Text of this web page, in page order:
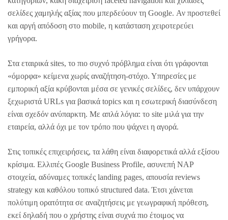
σελίδες χαμηλής αξίας που μπερδεύουν τη Google. Αν προστεθεί
και αργή απόδοση στο mobile, η κατάσταση χειροτερεύει
γρήγορα.
Στα εταιρικά sites, το πιο συχνό πρόβλημα είναι ότι γράφονται
«όμορφα» κείμενα χωρίς αναζήτηση-στόχο. Υπηρεσίες με
εμπορική αξία κρύβονται μέσα σε γενικές σελίδες, δεν υπάρχουν
ξεχωριστά URLs για βασικά topics και η εσωτερική διασύνδεση
είναι σχεδόν ανύπαρκτη. Με απλά λόγια: το site μιλά για την
εταιρεία, αλλά όχι με τον τρόπο που ψάχνει η αγορά.
Στις τοπικές επιχειρήσεις, τα λάθη είναι διαφορετικά αλλά εξίσου
κρίσιμα. Ελλιπές Google Business Profile, ασυνεπή NAP
στοιχεία, αδύναμες τοπικές landing pages, απουσία reviews
strategy και καθόλου τοπικό structured data. Έτσι χάνεται
πολύτιμη ορατότητα σε αναζητήσεις με γεωγραφική πρόθεση,
εκεί δηλαδή που ο χρήστης είναι συχνά πιο έτοιμος να